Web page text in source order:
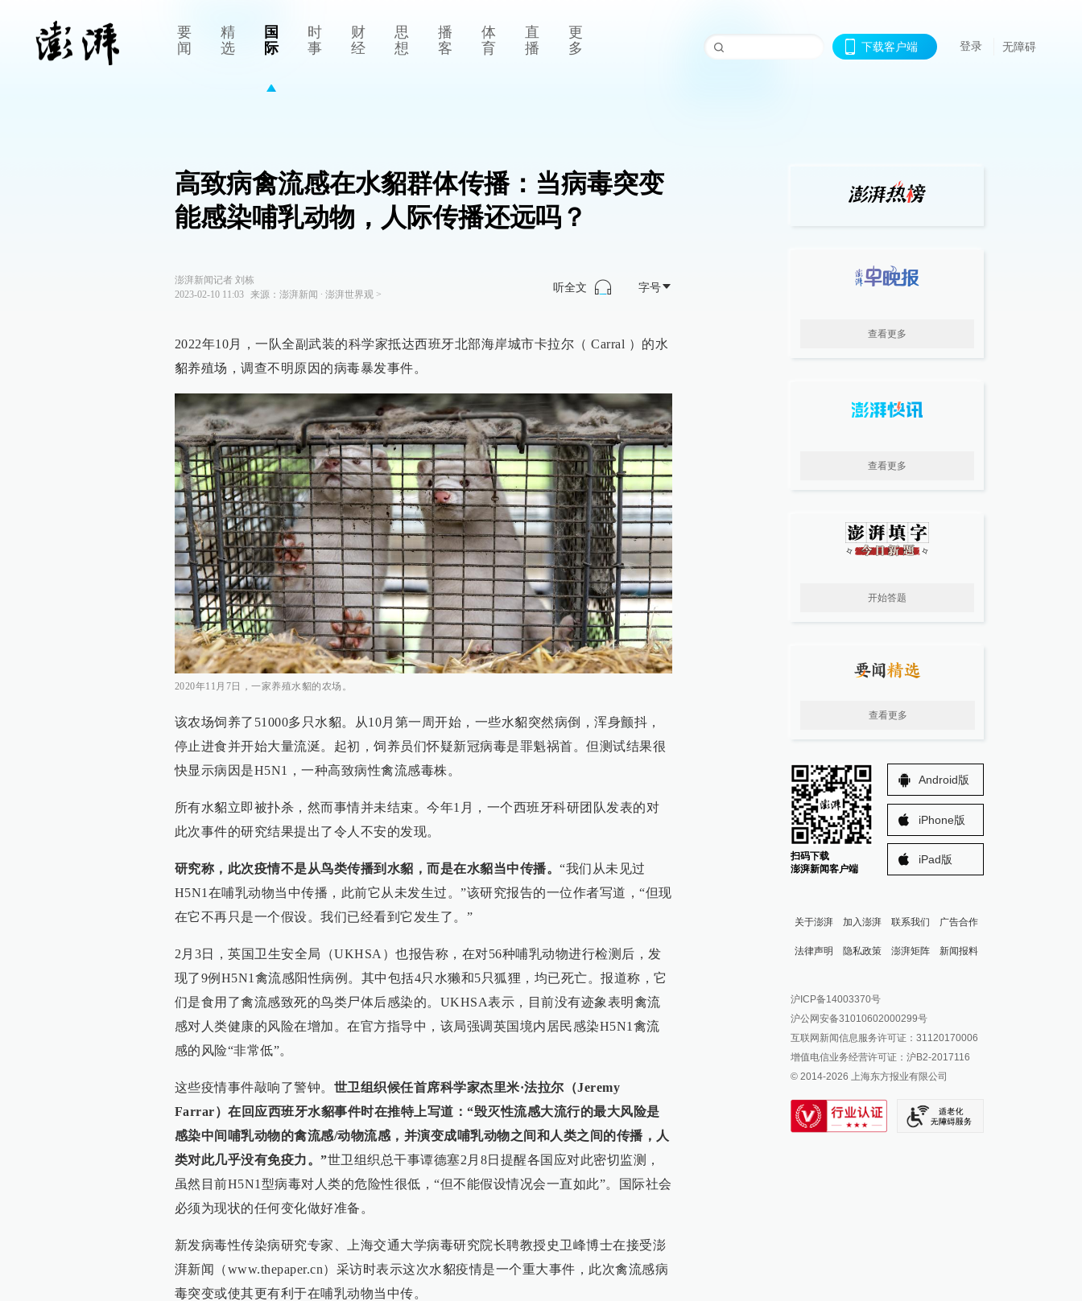
要
闻
精
选
国
际
时
事
财
经
思
想
播
客
体
育
直
播
更
多
下载客户端 登录 无障碍
高致病禽流感在水貂群体传播：当病毒突变
能感染哺乳动物，人际传播还远吗？
澎湃新闻记者 刘栋
2023-02-10 11:03
来源： 澎湃新闻 ∙ 澎湃世界观>
听全文 字号
2022年10月，一队全副武装的科学家抵达西班牙北部海岸城市卡拉尔（ Carral ）的水
貂养殖场，调查不明原因的病毒暴发事件。
2020年11月7日，一家养殖水貂的农场。
该农场饲养了51000多只水貂。从10月第一周开始，一些水貂突然病倒，浑身颤抖，
停止进食并开始大量流涎。起初，饲养员们怀疑新冠病毒是罪魁祸首。但测试结果很
快显示病因是H5N1，一种高致病性禽流感毒株。
所有水貂立即被扑杀，然而事情并未结束。今年1月，一个西班牙科研团队发表的对
此次事件的研究结果提出了令人不安的发现。
研究称，此次疫情不是从鸟类传播到水貂，而是在水貂当中传播。 “我们从未见过
H5N1在哺乳动物当中传播，此前它从未发生过。”该研究报告的一位作者写道，“但现
在它不再只是一个假设。我们已经看到它发生了。”
2月3日，英国卫生安全局（UKHSA）也报告称，在对56种哺乳动物进行检测后，发
现了9例H5N1禽流感阳性病例。其中包括4只水獭和5只狐狸，均已死亡。报道称，它
们是食用了禽流感致死的鸟类尸体后感染的。UKHSA表示，目前没有迹象表明禽流
感对人类健康的风险在增加。在官方指导中，该局强调英国境内居民感染H5N1禽流
感的风险“非常低”。
这些疫情事件敲响了警钟。 世卫组织候任首席科学家杰里米·法拉尔（Jeremy
Farrar）在回应西班牙水貂事件时在推特上写道：“毁灭性流感大流行的最大风险是
感染中间哺乳动物的禽流感/动物流感，并演变成哺乳动物之间和人类之间的传播，人
类对此几乎没有免疫力。”世卫组织总干事谭德塞2月8日提醒各国应对此密切监测，
虽然目前H5N1型病毒对人类的危险性很低，“但不能假设情况会一直如此”。国际社会
必须为现状的任何变化做好准备。
新发病毒性传染病研究专家、上海交通大学病毒研究院长聘教授史卫峰博士在接受澎
湃新闻（www.thepaper.cn）采访时表示这次水貂疫情是一个重大事件，此次禽流感病
毒突变或使其更有利于在哺乳动物当中传。
查看更多
查看更多
开始答题
查看更多
扫码下载
澎湃新闻客户端
Android版
iPhone版
iPad版
关于澎湃 加入澎湃 联系我们 广告合作
法律声明 隐私政策 澎湃矩阵
澎湃新闻公众号
澎湃新闻抖音号
派生万物开放平台
IP SHANGHAI
SIXTH TONE
新闻报料
报料邮箱: news@thepaper.cn
沪ICP备14003370号
沪公网安备31010602000299号
互联网新闻信息服务许可证：31120170006
增值电信业务经营许可证：沪B2-2017116
© 2014-2026 上海东方报业有限公司